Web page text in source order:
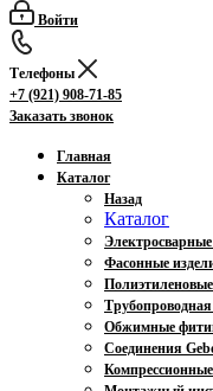
Войти
Телефоны
+7 (921) 908-71-85
Заказать звонок
Главная
Каталог
Назад
Каталог
Фасонные
Обжимные
Соединения